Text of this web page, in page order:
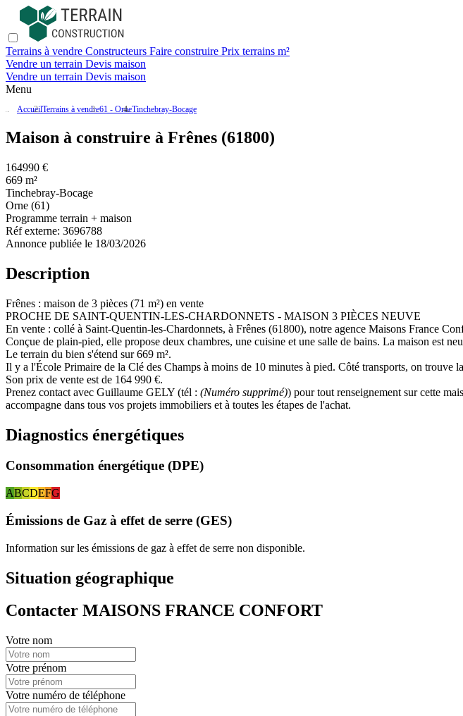
Terrains à vendre Constructeurs Faire construire Prix terrains m²
Vendre un terrain Devis maison
Vendre un terrain Devis maison
Menu
AccueilTerrains à vendre61 - OrneTinchebray-Bocage
Maison à construire à Frênes (61800)
164990 €
669 m²
Tinchebray-Bocage
Orne (61)
Programme terrain + maison
Réf externe: 3696788
Annonce publiée le 18/03/2026
Description
Frênes : maison de 3 pièces (71 m²) en vente
PROCHE DE SAINT-QUENTIN-LES-CHARDONNETS - MAISON 3 PIÈCES NEUVE
En vente : collé à Saint-Quentin-les-Chardonnets, à Frênes (61800), notre agence Maisons France
Conçue de plain-pied, elle propose deux chambres, une cuisine et une salle de bains. La maison est
Le terrain du bien s'étend sur 669 m².
Il y a l'École Primaire de la Clé des Champs à moins de 10 minutes à pied. Côté transports, on trouve
Son prix de vente est de 164 990 €.
Prenez contact avec Guillaume GELY (tél : (Numéro supprimé)) pour tout renseignement sur cette
accompagne dans tous vos projets immobiliers et à toutes les étapes de l'achat.
Diagnostics énergétiques
Consommation énergétique (DPE)
ABCDEFG
Émissions de Gaz à effet de serre (GES)
Information sur les émissions de gaz à effet de serre non disponible.
Situation géographique
Contacter MAISONS FRANCE CONFORT
Votre nom
Votre prénom
Votre numéro de téléphone